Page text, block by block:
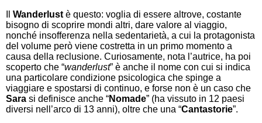
Wanderlust è questo: voglia di essere altrove, costante
bisogno di scoprire mondi altri, dare valore al viaggio,
nonché insofferenza nella sedentarietà, a cui la protagonista
del volume però viene costretta in un primo momento a
causa della reclusione. Curiosamente, nota l’autrice, ha poi
scoperto che “wanderlust” è anche il nome con cui si indica
una particolare condizione psicologica che spinge a
viaggiare e spostarsi di continuo, e forse non è un caso che
Sara si definisce anche “Nomade” (ha vissuto in 12 paesi
diversi nell’arco di 13 anni), oltre che una “Cantastorie”.